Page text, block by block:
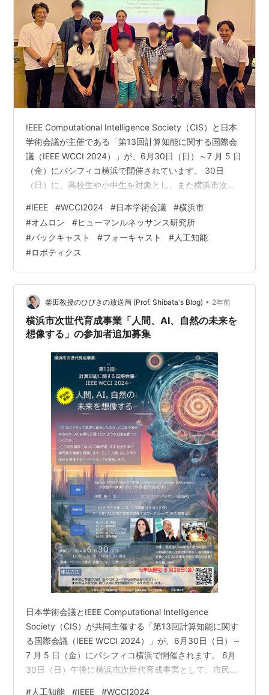
IEEE Computational Intelligence Society（CIS）と日本
学術会議が主催である「第13回計算知能に関する国際会
議（IEEE WCCI 2024）」が、6月30日（日）～7 月 5 日
（金）にパシフィコ横浜で開催されています。 30日
（日）に、高校生や小中生を対象とし、また横浜市次世
の未来を想像する」を開催しました。横浜の高校はちょ
うど期末テスト目前だったため、また当日の体調不良に
よる欠席で参加者が少なかったですが、万難を排して来
てくれた高校生の他、中学生や小学生も参加してくれま
した。そして彼らは、実に熱心聴…
#IEEE #WCCI2024 #日本学術会議 #横浜市
#オムロン #ヒューマンルネッサンス研究所
#バックキャスト #フォーキャスト #人工知能
#ロボティクス
柴田教授のひびきの放送局 (Prof. Shibata's Blog) • 2年前
横浜市次世代育成事業「人間、AI、自然の未来を
想像する」の参加者追加募集
日本学術会議とIEEE Computational Intelligence
Society（CIS）が共同主催する「第13回計算知能に関す
る国際会議（IEEE WCCI 2024）」が、6月30日（日）～
7 月 5 日（金）にパシフィコ横浜で開催されます。 6月
30日（日）午後に横浜市次世代育成事業として、市民公
#人工知能 #IEEE #WCCI2024